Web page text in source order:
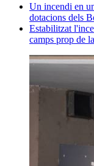
Un incendi en
dotacions dels
Estabilitzat
camps prop de